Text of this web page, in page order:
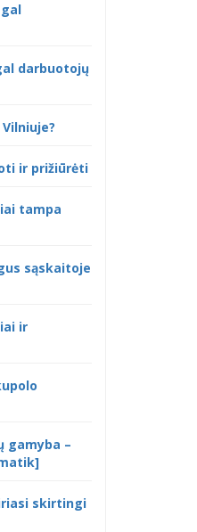
darbuotojų
ir prižiūrėti
tampa
sąskaitoje
ir
gamyba –
skirtingi